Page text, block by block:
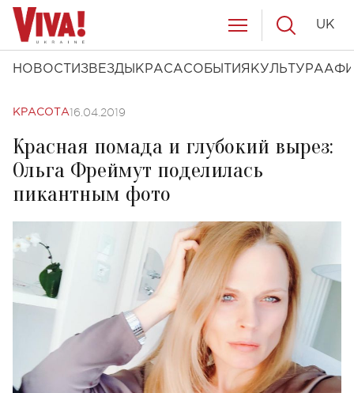
НОВОСТИ ЗВЕЗДЫ КРАСАСОБЫТИЯ КУЛЬТУРА
UK
КРАСОТА16.04.2019
Красная помада и глубокий вырез:
Ольга Фреймут поделилась
пикантным фото